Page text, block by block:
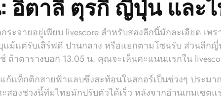
ระจายอยู่เพียบ livescore สำหรับสองลีกนี้มักละเอียด เ
ม้แต่รับเสิร์ฟดี ปานกลาง หรือแยกตามโซนรับ ส่วนลีกญี่
ถ้าตารางบอก 13.05 น. คุณจะเห็นคะแนนแรกใน
ก้แท็กติกสายฟ้าแลบซึ่งสะท้อนในสกอร์เป็นช่วงๆ ประม
สองช่วงนี้ทีมไทยมักปรับตัวได้เร็ว หลังจากอ่านเกมเซต